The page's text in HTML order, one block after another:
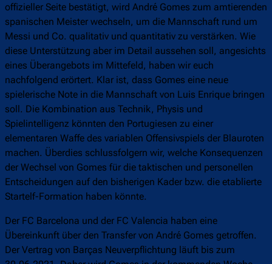
offizieller Seite bestätigt, wird André Gomes zum amtierenden
spanischen Meister wechseln, um die Mannschaft rund um
Messi und Co. qualitativ und quantitativ zu verstärken. Wie
diese Unterstützung aber im Detail aussehen soll, angesichts
eines Überangebots im Mittefeld, haben wir euch
nachfolgend erörtert. Klar ist, dass Gomes eine neue
spielerische Note in die Mannschaft von Luis Enrique bringen
soll. Die Kombination aus Technik, Physis und
Spielintelligenz könnten den Portugiesen zu einer
elementaren Waffe des variablen Offensivspiels der Blauroten
machen. Überdies schlussfolgern wir, welche Konsequenzen
der Wechsel von Gomes für die taktischen und personellen
Entscheidungen auf den bisherigen Kader bzw. die etablierte
Startelf-Formation haben könnte.
Der FC Barcelona und der FC Valencia haben eine
Übereinkunft über den Transfer von André Gomes getroffen.
Der Vertrag von Barças Neuverpflichtung läuft bis zum